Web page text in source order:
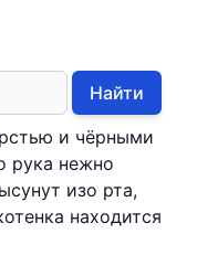
Найти
и чёрными
рука нежно
изо рта,
находится